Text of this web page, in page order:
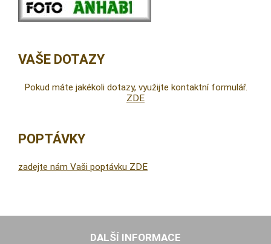
VAŠE DOTAZY
Pokud máte jakékoli dotazy, využijte kontaktní formulář.
ZDE
POPTÁVKY
zadejte nám Vaši poptávku ZDE
DALŠÍ INFORMACE